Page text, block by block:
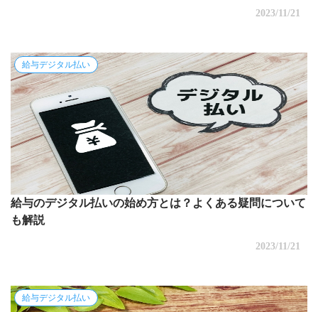
2023/11/21
給与デジタル払い
給与のデジタル払いの始め方とは？よくある疑問について
も解説
2023/11/21
給与デジタル払い